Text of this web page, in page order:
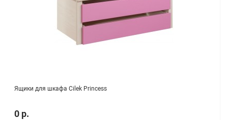
Ящики для шкафа Cilek Princess
0 р.